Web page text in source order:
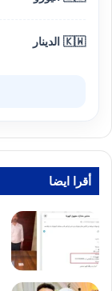
🇰🇼 الدينار
أقرا ايضا